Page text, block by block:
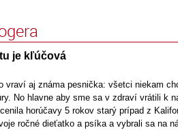
je kľúčová
vraví aj známa pesnička: všetci niekam
No hlavne aby sme sa v zdraví vrátili k
horúčavy 5 rokov starý prípad z
ročné dieťatko a psíka a vybrali sa na